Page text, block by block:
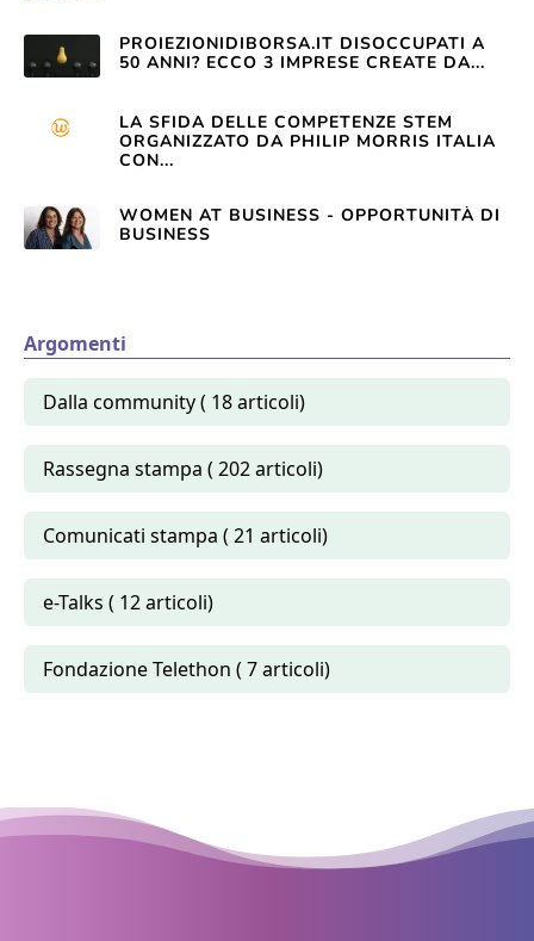
PROIEZIONIDIBORSA.IT DISOCCUPATI A
50 ANNI? ECCO 3 IMPRESE CREATE DA...
LA SFIDA DELLE COMPETENZE STEM
ORGANIZZATO DA PHILIP MORRIS ITALIA
CON...
WOMEN AT BUSINESS - OPPORTUNITÀ DI
BUSINESS
Argomenti
Dalla community ( 18 articoli)
Rassegna stampa ( 202 articoli)
Comunicati stampa ( 21 articoli)
e-Talks ( 12 articoli)
Fondazione Telethon ( 7 articoli)